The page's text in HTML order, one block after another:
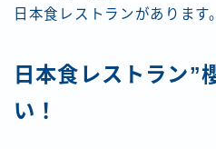
日本食レストランがあります。
日本食レストラン”
い！